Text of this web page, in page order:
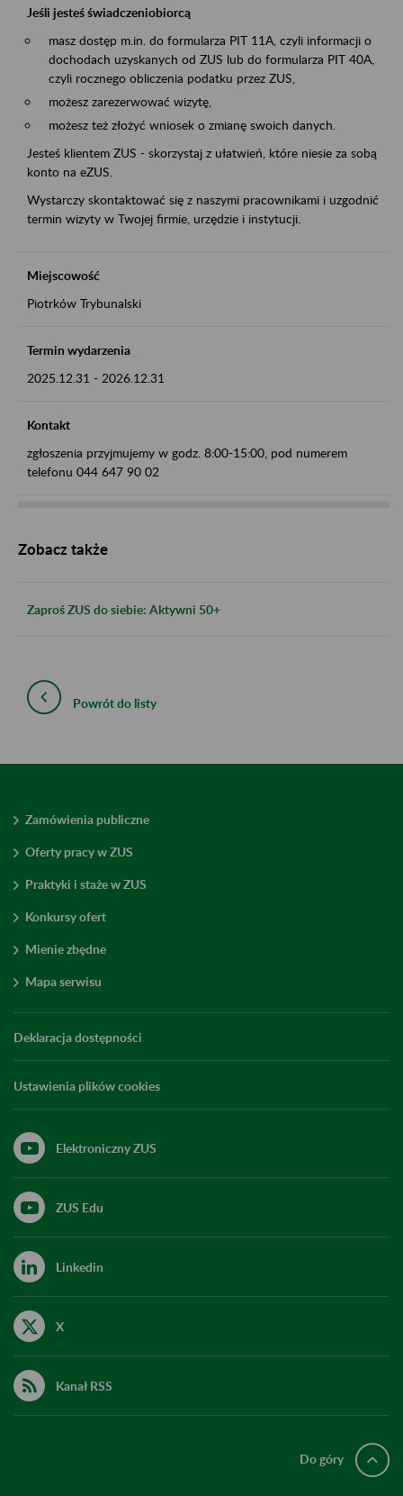
Jeśli jesteś świadczeniobiorcą
masz dostęp m.in. do formularza PIT 11A, czyli informacji o
dochodach uzyskanych od ZUS lub do formularza PIT 40A,
czyli rocznego obliczenia podatku przez ZUS,
możesz zarezerwować wizytę,
możesz też złożyć wniosek o zmianę swoich danych.
Jesteś klientem ZUS - skorzystaj z ułatwień, które niesie za sobą
konto na eZUS.
Wystarczy skontaktować się z naszymi pracownikami i uzgodnić
termin wizyty w Twojej firmie, urzędzie i instytucji.
Miejscowość
Piotrków Trybunalski
Termin wydarzenia
2025.12.31 - 2026.12.31
Kontakt
zgłoszenia przyjmujemy w godz. 8:00-15:00, pod numerem
telefonu 044 647 90 02
Zobacz także
Zaproś ZUS do siebie: Aktywni 50+
Powrót do listy
Zamówienia publiczne
Oferty pracy w ZUS
Praktyki i staże w ZUS
Konkursy ofert
Mienie zbędne
Mapa serwisu
Deklaracja dostępności
Ustawienia plików cookies
Elektroniczny ZUS
ZUS Edu
Linkedin
X
Kanał RSS
Do góry